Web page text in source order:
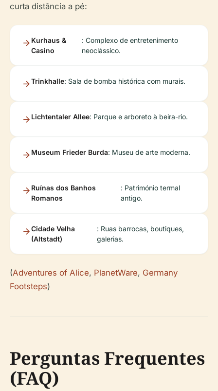
curta distância a pé:
Kurhaus &
Casino
: Complexo de entretenimento
neoclássico.
Trinkhalle: Sala de bomba histórica com murais.
Lichtentaler Allee: Parque e arboreto à beira-rio.
Museum Frieder Burda: Museu de arte moderna.
Ruínas dos Banhos
Romanos
: Património termal
antigo.
Cidade Velha
(Altstadt)
: Ruas barrocas, boutiques,
galerias.
(Adventures of Alice, PlanetWare, Germany
Footsteps)
Perguntas Frequentes
(FAQ)